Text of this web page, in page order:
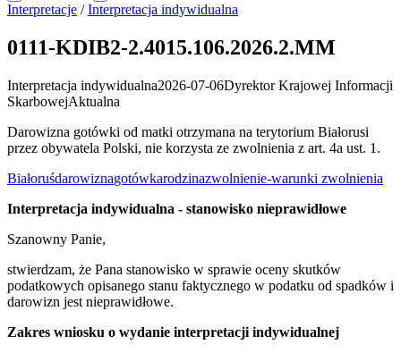
Interpretacje / Interpretacja indywidualna
0111-KDIB2-2.4015.106.2026.2.MM
Interpretacja indywidualna2026-07-06Dyrektor Krajowej Informacji
SkarbowejAktualna
Darowizna gotówki od matki otrzymana na terytorium Białorusi
przez obywatela Polski, nie korzysta ze zwolnienia z art. 4a ust. 1.
Białoruśdarowiznagotówkarodzinazwolnienie-warunki zwolnienia
Interpretacja indywidualna - stanowisko nieprawidłowe
Szanowny Panie,
stwierdzam, że Pana stanowisko w sprawie oceny skutków
podatkowych opisanego stanu faktycznego w podatku od spadków i
darowizn jest nieprawidłowe.
Zakres wniosku o wydanie interpretacji indywidualnej